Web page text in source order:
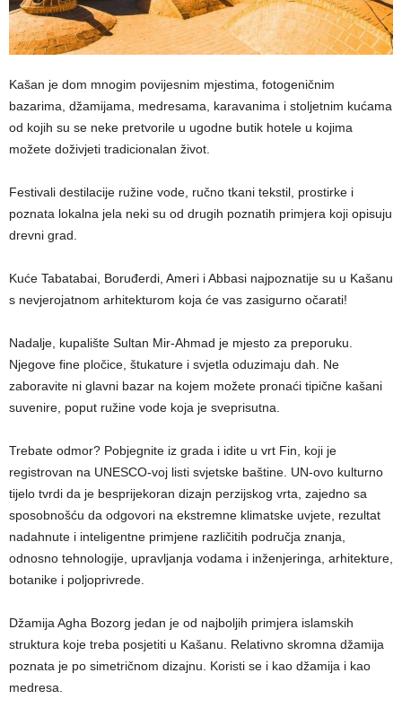
Kašan je dom mnogim povijesnim mjestima, fotogeničnim
bazarima, džamijama, medresama, karavanima i stoljetnim kućama
od kojih su se neke pretvorile u ugodne butik hotele u kojima
možete doživjeti tradicionalan život.
Festivali destilacije ružine vode, ručno tkani tekstil, prostirke i
poznata lokalna jela neki su od drugih poznatih primjera koji opisuju
drevni grad.
Kuće Tabatabai, Boruđerdi, Ameri i Abbasi najpoznatije su u Kašanu
s nevjerojatnom arhitekturom koja će vas zasigurno očarati!
Nadalje, kupalište Sultan Mir-Ahmad je mjesto za preporuku.
Njegove fine pločice, štukature i svjetla oduzimaju dah. Ne
zaboravite ni glavni bazar na kojem možete pronaći tipične kašani
suvenire, poput ružine vode koja je sveprisutna.
Trebate odmor? Pobjegnite iz grada i idite u vrt Fin, koji je
registrovan na UNESCO-voj listi svjetske baštine. UN-ovo kulturno
tijelo tvrdi da je besprijekoran dizajn perzijskog vrta, zajedno sa
sposobnošću da odgovori na ekstremne klimatske uvjete, rezultat
nadahnute i inteligentne primjene različitih područja znanja,
odnosno tehnologije, upravljanja vodama i inženjeringa, arhitekture,
botanike i poljoprivrede.
Džamija Agha Bozorg jedan je od najboljih primjera islamskih
struktura koje treba posjetiti u Kašanu. Relativno skromna džamija
poznata je po simetričnom dizajnu. Koristi se i kao džamija i kao
medresa.